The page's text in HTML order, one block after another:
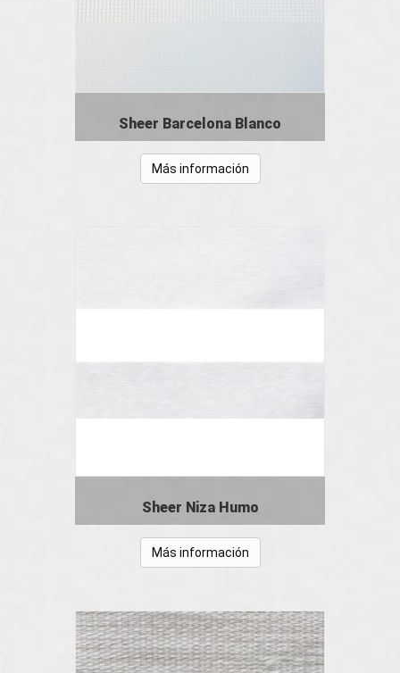
Sheer Barcelona Blanco
Más información
Sheer Niza Humo
Más información